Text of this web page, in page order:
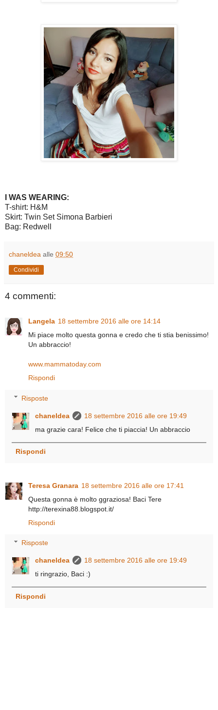
I WAS WEARING:
T-shirt: H&M
Skirt: Twin Set Simona Barbieri
Bag: Redwell
chaneldea alle 09:50
Condividi
4 commenti:
Langela 18 settembre 2016 alle ore 14:14
Mi piace molto questa gonna e credo che ti stia benissimo!
Un abbraccio!
www.mammatoday.com
Rispondi
Risposte
chaneldea
18 settembre 2016 alle ore 19:49
ma grazie cara! Felice che ti piaccia! Un abbraccio
Rispondi
Teresa Granara 18 settembre 2016 alle ore 17:41
Questa gonna è molto ggraziosa! Baci Tere
http://terexina88.blogspot.it/
Rispondi
Risposte
chaneldea
18 settembre 2016 alle ore 19:49
ti ringrazio, Baci :)
Rispondi